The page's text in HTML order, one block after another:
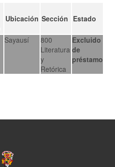
Ubicación Sección Estado
Sayausí
800
Literatura
y
Retórica
Excluido
de
préstamo